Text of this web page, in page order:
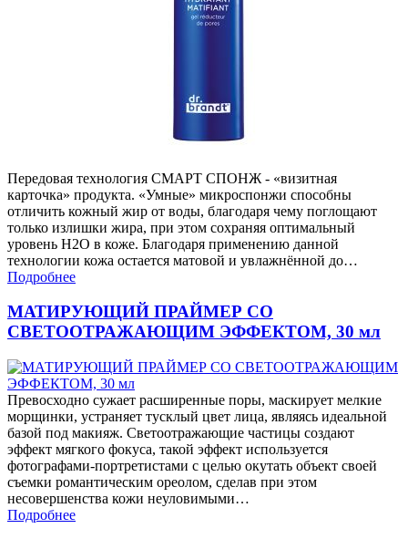
Передовая технология СМАРТ СПОНЖ - «визитная
карточка» продукта. «Умные» микроспонжи способны
отличить кожный жир от воды, благодаря чему поглощают
только излишки жира, при этом сохраняя оптимальный
уровень H2O в коже. Благодаря применению данной
технологии кожа остается матовой и увлажнённой до…
Подробнее
МАТИРУЮЩИЙ ПРАЙМЕР СО
СВЕТООТРАЖАЮЩИМ ЭФФЕКТОМ, 30 мл
Превосходно сужает расширенные поры, маскирует мелкие
морщинки, устраняет тусклый цвет лица, являясь идеальной
базой под макияж. Светоотражающие частицы создают
эффект мягкого фокуса, такой эффект используется
фотографами-портретистами с целью окутать объект своей
съемки романтическим ореолом, сделав при этом
несовершенства кожи неуловимыми…
Подробнее